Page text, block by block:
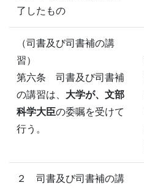
了したもの
（司書及び司書補の講
習）
第六条 司書及び司書補
の講習は、 大学が、文部
科学大臣の委嘱を受けて
行う。
２ 司書及び司書補の講